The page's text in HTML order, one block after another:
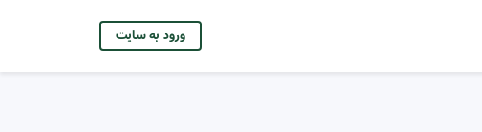
ورود به سایت